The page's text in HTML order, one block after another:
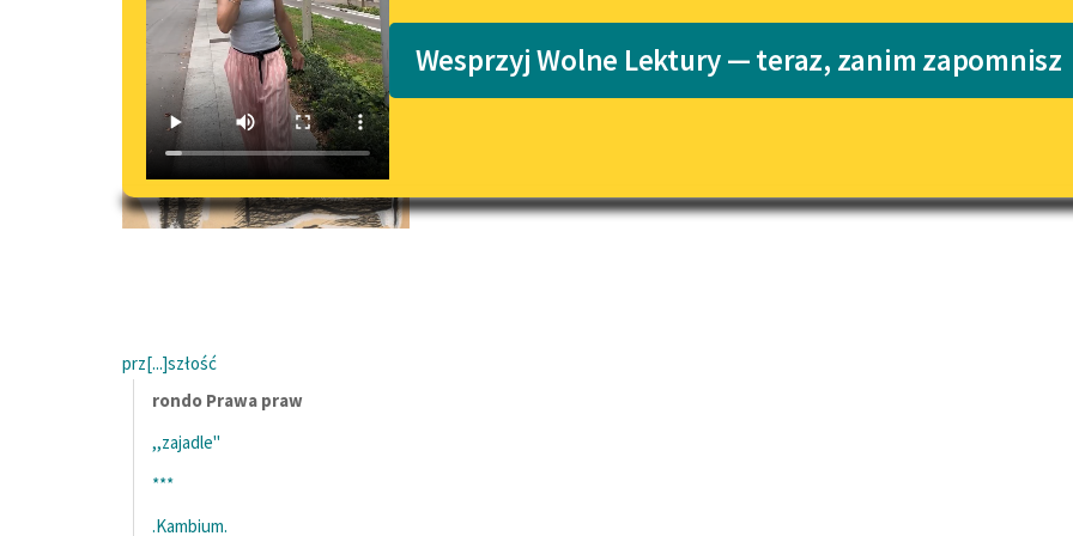
Lektury szkolne i klasyka
literatury do słuchania dla
E-kolekcja lektur szkolnych i
literatury do słuchania dla
Katalog
Katalog w
Wesprzyj Wolne Lektury — teraz, zanim zapomnisz
prz[...]szłość
rondo Prawa praw
,,zajadle"
***
.Kambium.